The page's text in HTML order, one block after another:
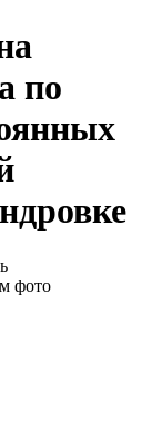
по
фото